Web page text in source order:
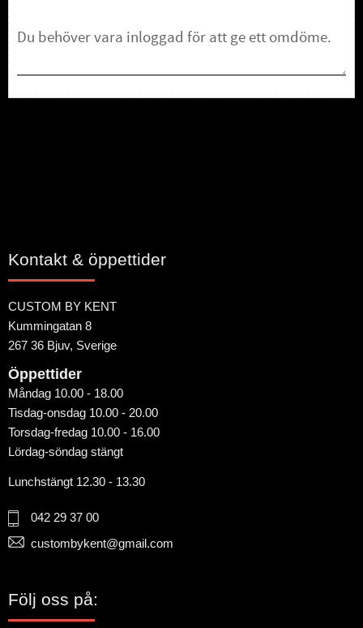
Kontakt & öppettider
CUSTOM BY KENT
Kummingatan 8
267 36 Bjuv, Sverige
Öppettider
Måndag 10.00 - 18.00
Tisdag-onsdag 10.00 - 20.00
Torsdag-fredag 10.00 - 16.00
Lördag-söndag stängt
Lunchstängt 12.30 - 13.30
042 29 37 00
custombykent@gmail.com
Följ oss på: